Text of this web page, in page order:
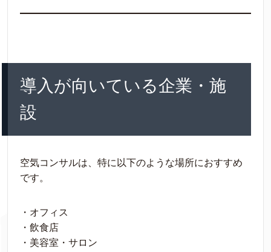
導入が向いている企業・施
設
空気コンサルは、特に以下のような場所におすすめ
です。
・オフィス
・飲食店
・美容室・サロン